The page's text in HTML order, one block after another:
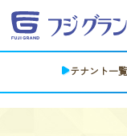
テナント一覧